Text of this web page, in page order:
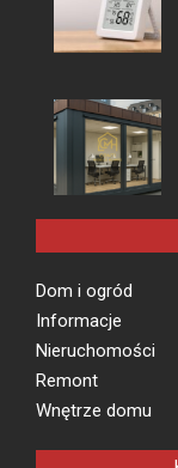
Dom i ogród
Informacje
Nieruchomości
Remont
Wnętrze domu